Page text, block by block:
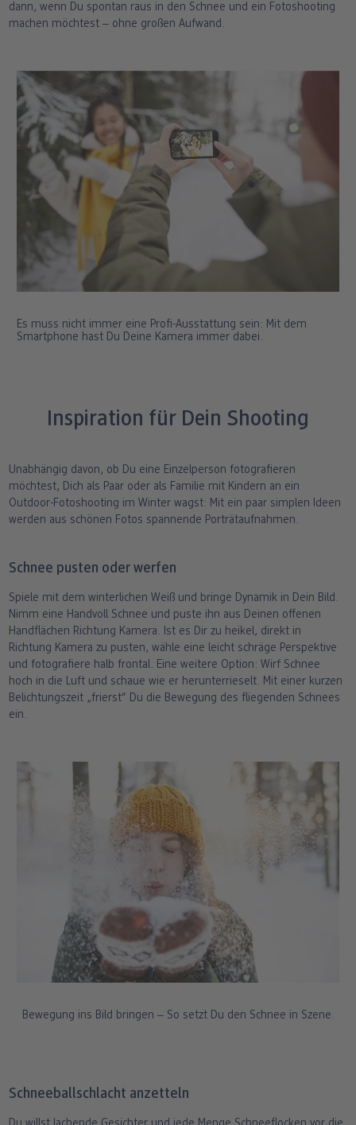
dann, wenn Du spontan raus in den Schnee und ein Fotoshooting
machen möchtest ‒ ohne großen Aufwand.
Es muss nicht immer eine Profi-Ausstattung sein: Mit dem
Smartphone hast Du Deine Kamera immer dabei.
Inspiration für Dein Shooting
Unabhängig davon, ob Du eine Einzelperson fotografieren
möchtest, Dich als Paar oder als Familie mit Kindern an ein
Outdoor-Fotoshooting im Winter wagst: Mit ein paar simplen Ideen
werden aus schönen Fotos spannende Porträtaufnahmen.
Schnee pusten oder werfen
Spiele mit dem winterlichen Weiß und bringe Dynamik in Dein Bild.
Nimm eine Handvoll Schnee und puste ihn aus Deinen offenen
Handflächen Richtung Kamera. Ist es Dir zu heikel, direkt in
Richtung Kamera zu pusten, wähle eine leicht schräge Perspektive
und fotografiere halb frontal. Eine weitere Option: Wirf Schnee
hoch in die Luft und schaue wie er herunterrieselt. Mit einer kurzen
Belichtungszeit „frierst“ Du die Bewegung des fliegenden Schnees
ein.
Bewegung ins Bild bringen ‒ So setzt Du den Schnee in Szene.
Schneeballschlacht anzetteln